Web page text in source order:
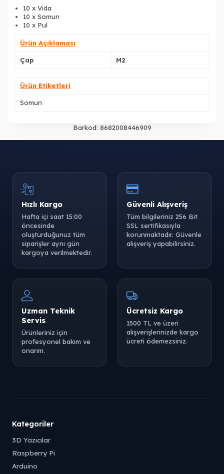
10 x Vida
10 x Somun
10 x Pul
Ürün Açıklaması
Çap M2
Ürün Etiketleri
Somun
Barkod: 8682008446909
Hızlı Kargo
Hafta içi saat 15:00
öncesinde
oluşturduğunuz tüm
siparişler aynı gün
kargoya verilmektedir.
Güvenli Alışveriş
Tüm bilgileriniz 256 Bit
SSL sertifikasıyla
korunmaktadır. Güvenle
alışveriş yapabilirsiniz.
Uzman Teknik
Servis
Ürünleriniz için
profesyonel bakım ve
onarım.
Ücretsiz Kargo
1500 TL ve üzeri
alışverişlerinizde kargo
ücreti ödemezsiniz.
Kategoriler
3D Yazıcılar
Raspberry Pi
Arduino